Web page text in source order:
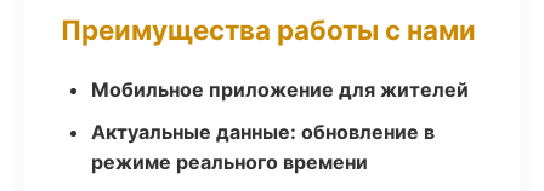
Преимущества работы с нами
Мобильное приложение для жителей
Актуальные данные: обновление в
режиме реального времени